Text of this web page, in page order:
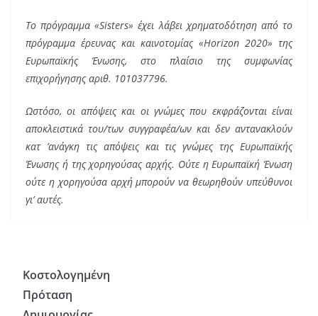
Το πρόγραμμα «Sisters» έχει λάβει χρηματοδότηση από το
πρόγραμμα έρευνας και καινοτομίας «Horizon 2020» της
Ευρωπαϊκής Ένωσης, στο πλαίσιο της συμφωνίας
επιχορήγησης αριθ. 101037796.
Ωστόσο, οι απόψεις και οι γνώμες που εκφράζονται είναι
αποκλειστικά του/των συγγραφέα/ων και δεν αντανακλούν
κατ ’ανάγκη τις απόψεις και τις γνώμες της Ευρωπαϊκής
Ένωσης ή της χορηγούσας αρχής. Ούτε η Ευρωπαϊκή Ένωση
ούτε η χορηγούσα αρχή μπορούν να θεωρηθούν υπεύθυνοι
γι’ αυτές.
Κοστολογημένη
Πρόταση